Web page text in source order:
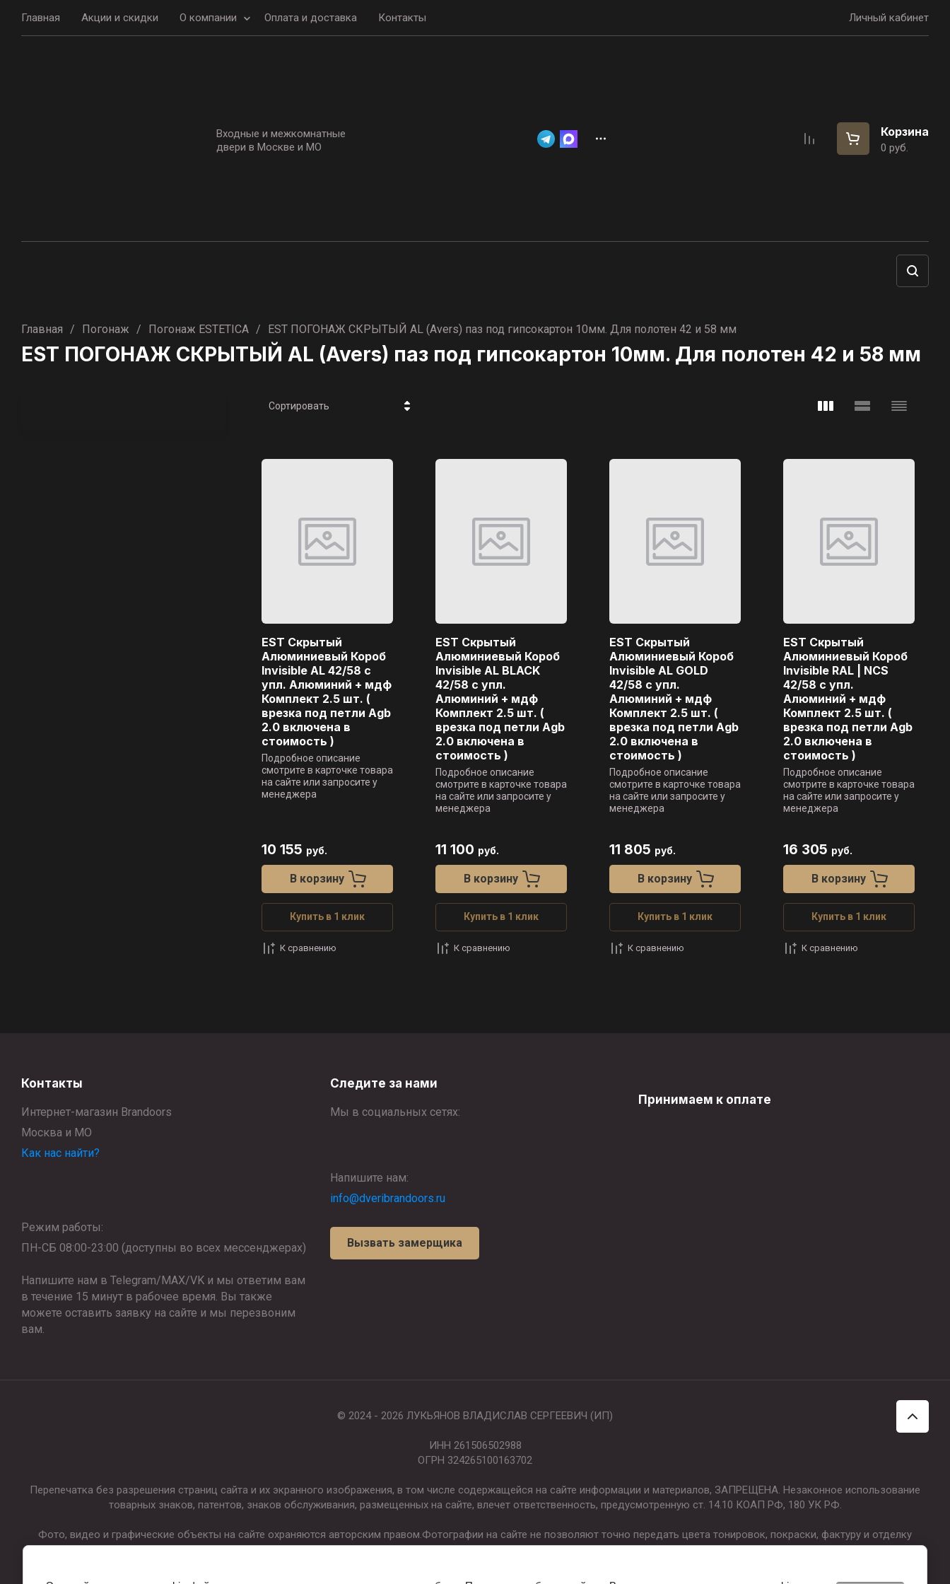
Главная Акции и скидки О компании Оплата и доставка Контакты Личный кабинет
Входные и межкомнатные
двери в Москве и МО
Корзина
0 руб.
Главная / Погонаж / Погонаж ESTETICA / EST ПОГОНАЖ СКРЫТЫЙ AL (Avers) паз под гипсокартон 10мм. Для полотен 42 и 58 мм
EST ПОГОНАЖ СКРЫТЫЙ AL (Avers) паз под гипсокартон 10мм. Для полотен 42 и 58 мм
Сортировать
Цена - возрастание
Название - А-Я
EST Скрытый
Алюминиевый Короб
Invisible AL 42/58 c
упл. Алюминий + мдф
Комплект 2.5 шт. (
врезка под петли Agb
2.0 включена в
стоимость )
Подробное описание
смотрите в карточке товара
на сайте или запросите у
менеджера
10 155 руб.
В корзину
Купить в 1 клик
К сравнению
EST Скрытый
Алюминиевый Короб
Invisible AL BLACK
42/58 c упл.
Алюминий + мдф
Комплект 2.5 шт. (
врезка под петли Agb
2.0 включена в
стоимость )
Подробное описание
смотрите в карточке товара
на сайте или запросите у
менеджера
11 100 руб.
В корзину
Купить в 1 клик
К сравнению
EST Скрытый
Алюминиевый Короб
Invisible AL GOLD
42/58 c упл.
Алюминий + мдф
Комплект 2.5 шт. (
врезка под петли Agb
2.0 включена в
стоимость )
Подробное описание
смотрите в карточке товара
на сайте или запросите у
менеджера
11 805 руб.
В корзину
Купить в 1 клик
К сравнению
EST Скрытый
Алюминиевый Короб
Invisible RAL | NCS
42/58 c упл.
Алюминий + мдф
Комплект 2.5 шт. (
врезка под петли Agb
2.0 включена в
стоимость )
Подробное описание
смотрите в карточке товара
на сайте или запросите у
менеджера
16 305 руб.
В корзину
Купить в 1 клик
К сравнению
Контакты
Интернет-магазин Brandoors
Москва и МО
Как нас найти?
Режим работы:
ПН-СБ 08:00-23:00 (доступны во всех мессенджерах)
Напишите нам в Telegram/MAX/VK и мы ответим вам
в течение 15 минут в рабочее время. Вы также
можете оставить заявку на сайте и мы перезвоним
вам.
Следите за нами
Мы в социальных сетях:
Напишите нам:
info@dveribrandoors.ru
Вызвать замерщика
Принимаем к оплате
© 2024 - 2026 ЛУКЬЯНОВ ВЛАДИСЛАВ СЕРГЕЕВИЧ (ИП)
ИНН 261506502988
ОГРН 324265100163702
Перепечатка без разрешения страниц сайта и их экранного изображения, в том числе содержащейся на сайте информации и материалов, ЗАПРЕЩЕНА. Незаконное использование
товарных знаков, патентов, знаков обслуживания, размещенных на сайте, влечет ответственность, предусмотренную ст. 14.10 КОАП РФ, 180 УК РФ.
Фото, видео и графические объекты на сайте охраняются авторским правом.Фотографии на сайте не позволяют точно передать цвета тонировок, покраски, фактуру и отделку
готовых изделий.
Производитель имеет право без предварительного уведомления вносить изменения в изделие, которые не ухудшают его технические характеристики, а являются результатом